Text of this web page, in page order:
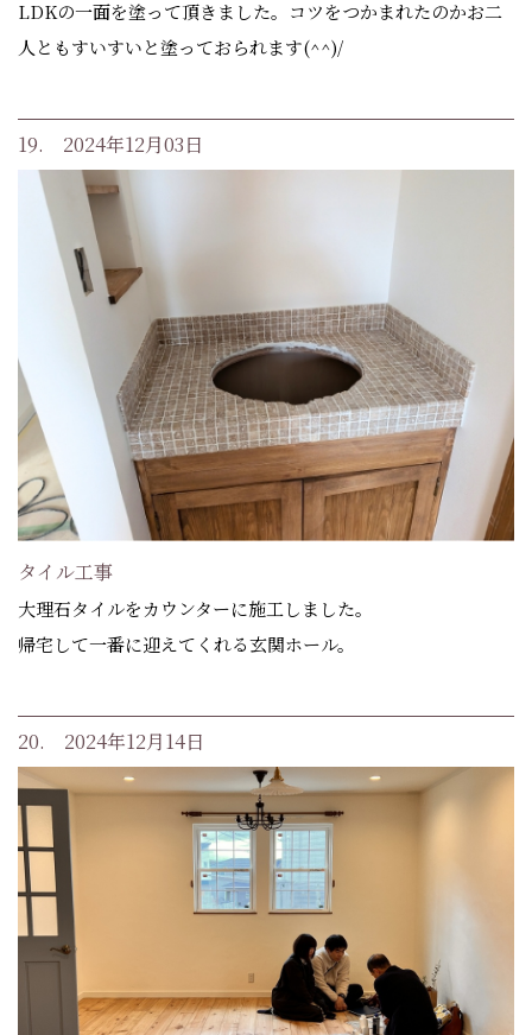
LDKの一面を塗って頂きました。コツをつかまれたのかお二
人ともすいすいと塗っておられます(^^)/
19. 2024年12月03日
タイル工事
大理石タイルをカウンターに施工しました。
帰宅して一番に迎えてくれる玄関ホール。
20. 2024年12月14日